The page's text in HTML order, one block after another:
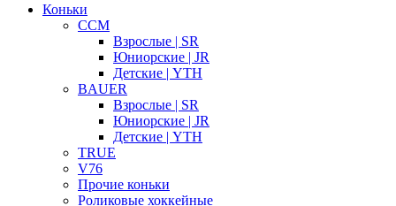
Коньки
CCM
Взрослые | SR
Юниорские | JR
Детские | YTH
BAUER
Взрослые | SR
Юниорские | JR
Детские | YTH
TRUE
V76
Прочие коньки
Роликовые хоккейные